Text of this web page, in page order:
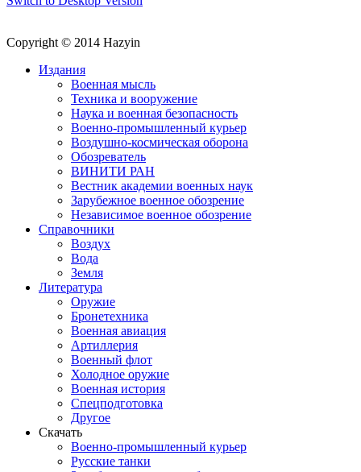
Copyright © 2014 Hazyin
Издания
Военная мысль
Техника и вооружение
Наука и военная безопасность
Военно-промышленный курьер
Воздушно-космическая оборона
Обозреватель
ВИНИТИ РАН
Вестник академии военных наук
Зарубежное военное обозрение
Независимое военное обозрение
Справочники
Воздух
Вода
Земля
Литература
Оружие
Бронетехника
Военная авиация
Артиллерия
Военный флот
Холодное оружие
Военная история
Спецподготовка
Другое
Скачать
Военно-промышленный курьер
Русские танки